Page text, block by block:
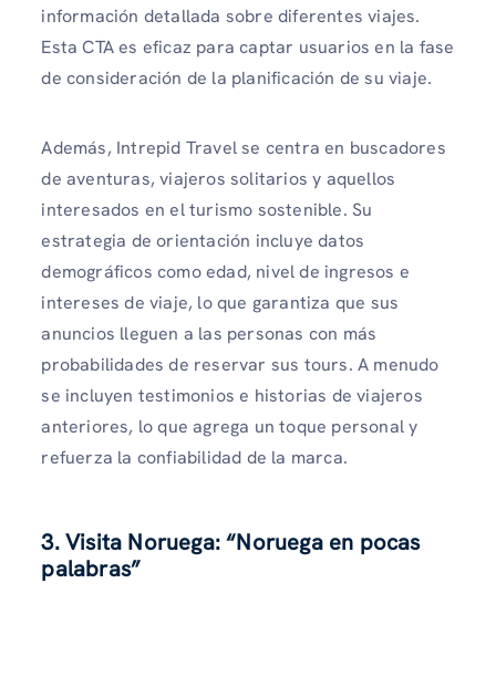
información detallada sobre diferentes viajes.
Esta CTA es eficaz para captar usuarios en la fase
de consideración de la planificación de su viaje.
Además, Intrepid Travel se centra en buscadores
de aventuras, viajeros solitarios y aquellos
interesados ​​en el turismo sostenible. Su
estrategia de orientación incluye datos
demográficos como edad, nivel de ingresos e
intereses de viaje, lo que garantiza que sus
anuncios lleguen a las personas con más
probabilidades de reservar sus tours. A menudo
se incluyen testimonios e historias de viajeros
anteriores, lo que agrega un toque personal y
refuerza la confiabilidad de la marca.
3. Visita Noruega: “Noruega en pocas
palabras”